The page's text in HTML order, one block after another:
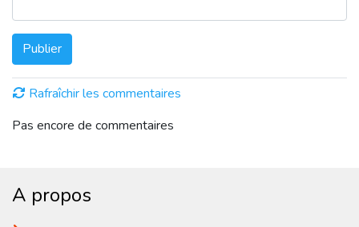
Publier
Rafraîchir les commentaires
Pas encore de commentaires
A propos